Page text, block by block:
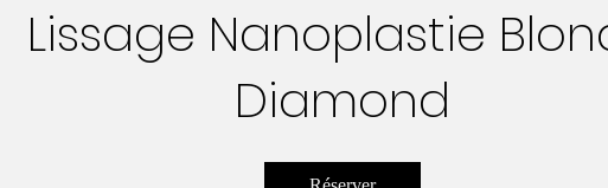
Lissage Nanoplastie
Diamond